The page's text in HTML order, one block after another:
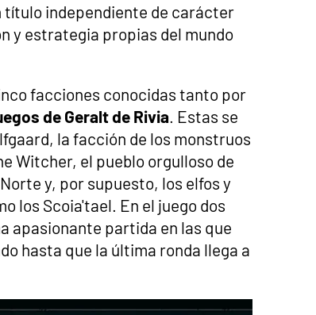
título independiente de carácter
y estrategia propias del mundo
facciones conocidas tanto por
de Geralt de Rivia . Estas se
la facción de los monstruos
Witcher, el pueblo orgulloso de
y, por supuesto, los elfos y
los Scoia'tael. En el juego dos
apasionante partida en las que
hasta que la última ronda llega a